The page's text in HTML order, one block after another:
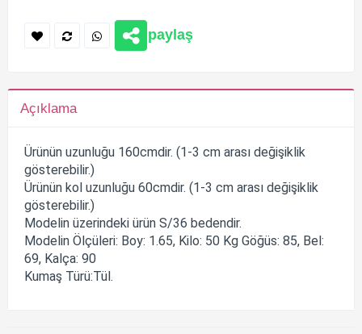
paylaş
Açıklama
Ürünün uzunluğu 160cmdir. (1-3 cm arası değişiklik
gösterebilir.)
Ürünün kol uzunluğu 60cmdir. (1-3 cm arası değişiklik
gösterebilir.)
Modelin üzerindeki ürün S/36 bedendir.
Modelin Ölçüleri: Boy: 1.65, Kilo: 50 Kg Göğüs: 85, Bel:
69, Kalça: 90
Kumaş Türü:Tül.